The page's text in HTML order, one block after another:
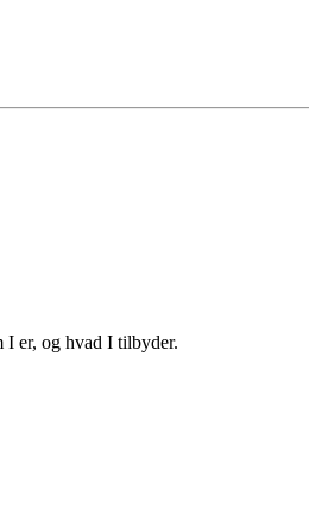
I er, og hvad I tilbyder.